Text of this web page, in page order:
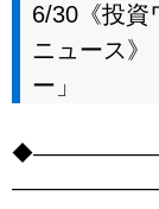
6/30《投資
ニュース》
ー」